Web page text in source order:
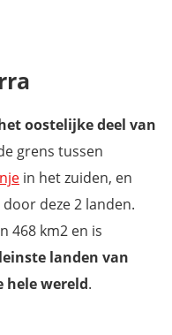
oostelijke deel van
grens tussen
in het zuiden, en
deze 2 landen.
468 km2 en is
landen van
hele wereld.